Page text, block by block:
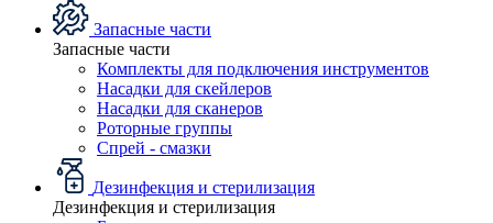
Запасные части
Запасные части
Комплекты для подключения инструментов
Насадки для скейлеров
Насадки для сканеров
Роторные группы
Спрей - смазки
Дезинфекция и стерилизация
Дезинфекция и стерилизация